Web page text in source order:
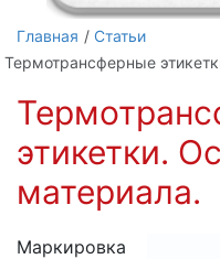
Главная
Статьи
Термотрансферные
этикетки.
материала.
Маркировка